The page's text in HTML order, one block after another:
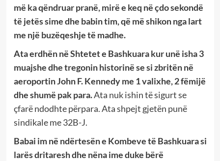
më ka qëndruar pranë, mirë e keq në çdo sekondë
të jetës sime dhe babin tim, që më shikon nga lart
me një buzëqeshje të madhe.
Ata erdhën në Shtetet e Bashkuara kur unë isha 3
muajshe dhe tregonin historinë se si zbritën në
aeroportin John F. Kennedy me 1 valixhe, 2 fëmijë
dhe shumë pak para.Ata nuk ishin të sigurt se
çfarë ndodhte përpara. Ata shpejt gjetën punë
sindikale me 32B-J.
Babai im në ndërtesën e Kombeve të Bashkuara si
larës dritaresh dhe nëna ime duke bërë